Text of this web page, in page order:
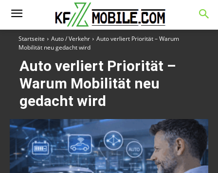
Startseite Auto / Verkehr
Auto verliert Priorität – Warum
Mobilität neu gedacht wird
Auto verliert Priorität –
Warum Mobilität neu
gedacht wird